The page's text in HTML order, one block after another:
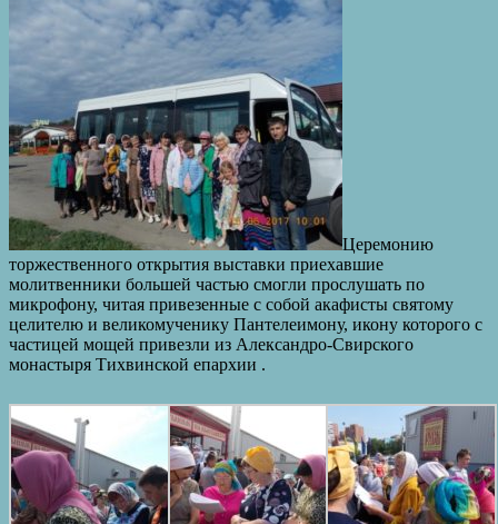
Церемонию
торжественного открытия выставки приехавшие
молитвенники большей частью смогли прослушать по
микрофону, читая привезенные с собой акафисты святому
целителю и великомученику Пантелеимону, икону которого с
частицей мощей привезли из Александро-Свирского
монастыря Тихвинской епархии .